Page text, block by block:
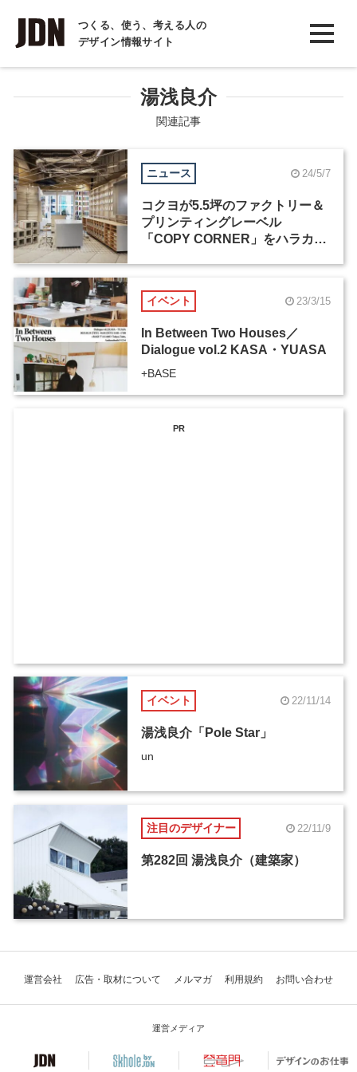
つくる、使う、考える人の
デザイン情報サイト
INTERVIEW
インタビュー
COLUMN
コラム
湯浅良介
関連記事
ニュース 24/5/7
コクヨが5.5坪のファクトリー＆
プリンティングレーベル
「COPY CORNER」をハラカド
イベント 23/3/15
In Between Two Houses／
Dialogue vol.2 KASA・YUASA
+BASE
PR
イベント 22/11/14
湯浅良介「Pole Star」
un
注目のデザイナー 22/11/9
第282回 湯浅良介（建築家）
運営会社 広告・取材について メルマガ 利用規約 お問い合わせ
運営メディア